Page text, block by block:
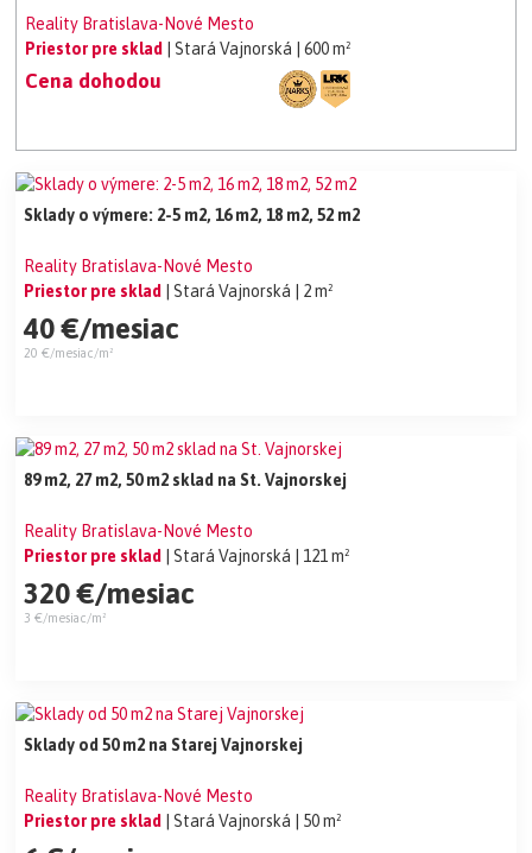
Reality Bratislava-Nové Mesto
Priestor pre sklad
| Stará Vajnorská | 600 m²
Cena dohodou
Sklady o výmere: 2-5 m2, 16 m2, 18 m2, 52 m2
Reality Bratislava-Nové Mesto
Priestor pre sklad | Stará Vajnorská | 2 m²
40 €/mesiac
20 €/mesiac/m²
89 m2, 27 m2, 50 m2 sklad na St. Vajnorskej
Reality Bratislava-Nové Mesto
Priestor pre sklad | Stará Vajnorská | 121 m²
320 €/mesiac
3 €/mesiac/m²
Sklady od 50 m2 na Starej Vajnorskej
Reality Bratislava-Nové Mesto
Priestor pre sklad
| Stará Vajnorská | 50 m²